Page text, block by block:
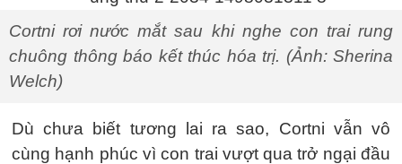
Cortni rơi nước mắt sau khi nghe con trai rung
chuông thông báo kết thúc hóa trị. (Ảnh: Sherina
Welch)
Dù chưa biết tương lai ra sao, Cortni vẫn vô
cùng hạnh phúc vì con trai vượt qua trở ngại đầu